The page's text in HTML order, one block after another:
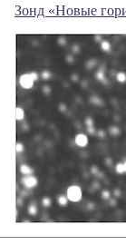
Зонд «Новые